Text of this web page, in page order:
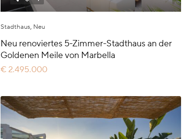
Stadthaus, Neu
Neu renoviertes 5-Zimmer-Stadthaus an der
Goldenen Meile von Marbella
€ 2.495.000